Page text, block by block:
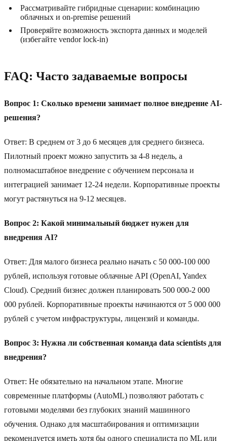
Рассматривайте гибридные сценарии: комбинацию
облачных и on-premise решений
Проверяйте возможность экспорта данных и моделей
(избегайте vendor lock-in)
FAQ: Часто задаваемые вопросы
Вопрос 1: Сколько времени занимает полное внедрение AI-
решения?
Ответ: В среднем от 3 до 6 месяцев для среднего бизнеса.
Пилотный проект можно запустить за 4-8 недель, а
полномасштабное внедрение с обучением персонала и
интеграцией занимает 12-24 недели. Корпоративные проекты
могут растянуться на 9-12 месяцев.
Вопрос 2: Какой минимальный бюджет нужен для
внедрения AI?
Ответ: Для малого бизнеса реально начать с 50 000-100 000
рублей, используя готовые облачные API (OpenAI, Yandex
Cloud). Средний бизнес должен планировать 500 000-2 000
000 рублей. Корпоративные проекты начинаются от 5 000 000
рублей с учетом инфраструктуры, лицензий и команды.
Вопрос 3: Нужна ли собственная команда data scientists для
внедрения?
Ответ: Не обязательно на начальном этапе. Многие
современные платформы (AutoML) позволяют работать с
готовыми моделями без глубоких знаний машинного
обучения. Однако для масштабирования и оптимизации
рекомендуется иметь хотя бы одного специалиста по ML или